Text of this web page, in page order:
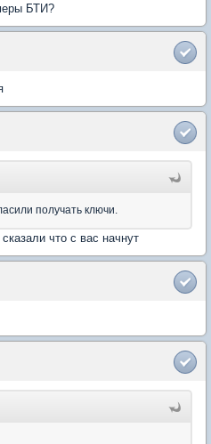
БТИ?
получать ключи.
что с вас начнут